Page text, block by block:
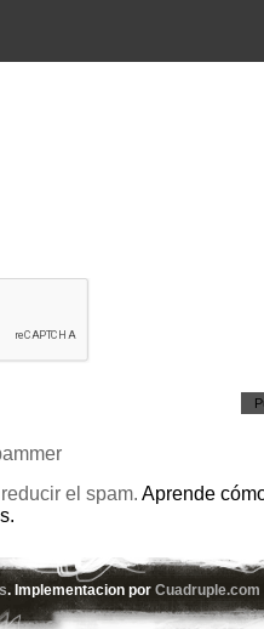
el spam. Aprende
. Implementacion porCuadruple.com